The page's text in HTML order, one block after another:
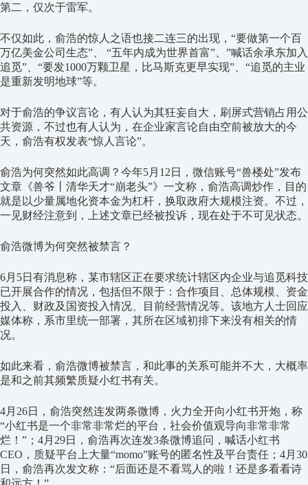
第二，仅次于雷军。
不仅如此，俞浩的惊人之语也接二连三的出现，“要做第一个百
万亿美金公司生态” 、 “五年内成为世界首富” 、”喊话余承东加入
追觅” 、“要发1000万颗卫星，比马斯克更早实现”、“追觅的主业
是重新发明地球”等。
对于俞浩的争议言论，有人认为其狂妄自大，刷屏式营销占用公
共资源，不过也有人认为，在企业家言论自由空前被放大的今
天，俞浩有权发表“惊人言论”。
俞浩为何突然如此高调？今年5月 12 日，微信账号“兽楼处”发布
文章《兽爷丨清华天才“崩老头”》一文称，俞浩高调炒作，目的
就是以少量属地化资本金为杠杆，换取政府大规模注资。不过，
一见财经注意到，上述文章已经被投诉，现在处于不可见状态。
俞浩微博为何突然被禁言？
6月 5日有消息称，某市辖区正在要求统计辖区内企业与追觅科技
已开展合作的情况，包括但不限于：合作项目、总体规模、资金
投入、财政及国资投入情况、目前经营情况等。该地方人士回应
媒体称，系市里统一部署，其所在区域初排下来没有相关的情
况。
如此来看，俞浩微博被禁言，和此事的关系可能并不大，大概率
是和之前其频繁质疑小红书有关。
4月 26日，俞浩突然连发两条微博，火力全开向小红书开炮，称
“小红书是一个非常非常烂的平台，社会价值观导向非常非常
烂！ ” ； 4月 29日，俞浩再次连发3条微博追问，喊话小红书
CEO ，质疑平台上大量“momo”账号的匿名性及平台责任； 4月 30
日，俞浩再次发文称： “后面还是不看骂人的啦！还是多看看诗